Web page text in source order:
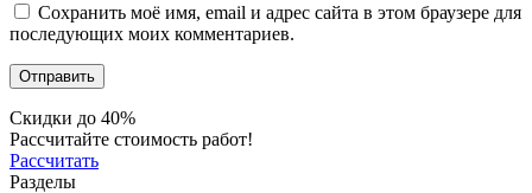
Сохранить моё имя, email и адрес сайта в этом браузере для
последующих моих комментариев.
Скидки до 40%
Рассчитайте стоимость работ!
Рассчитать
Разделы